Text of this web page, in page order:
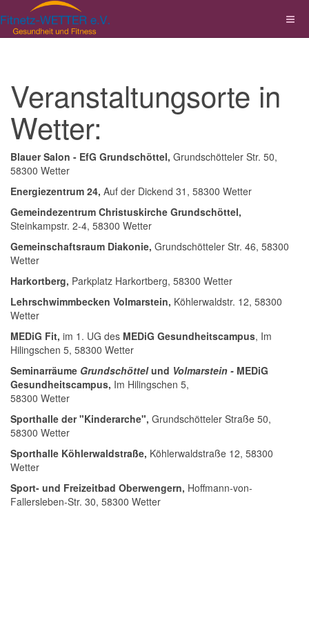
Veranstaltungsorte in
Wetter:
Blauer Salon - EfG Grundschöttel, Grundschötteler Str. 50,
58300 Wetter
Energiezentrum 24, Auf der Dickend 31, 58300 Wetter
Gemeindezentrum Christuskirche Grundschöttel,
Steinkampstr. 2-4, 58300 Wetter
Gemeinschaftsraum Diakonie, Grundschötteler Str. 46, 58300
Wetter
Harkortberg, Parkplatz Harkortberg, 58300 Wetter
Lehrschwimmbecken Volmarstein, Köhlerwaldstr. 12, 58300
Wetter
MEDiG Fit, im 1. UG des MEDiG Gesundheitscampus, Im
Hilingschen 5, 58300 Wetter
Seminarräume Grundschöttelund Volmarstein - MEDiG
Gesundheitscampus, Im Hilingschen 5,
58300 Wetter
Sporthalle der "Kinderarche", Grundschötteler Straße 50,
58300 Wetter
Sporthalle Köhlerwaldstraße, Köhlerwaldstraße 12, 58300
Wetter
Sport- und Freizeitbad Oberwengern, Hoffmann-von-
Fallersleben-Str. 30, 58300 Wetter